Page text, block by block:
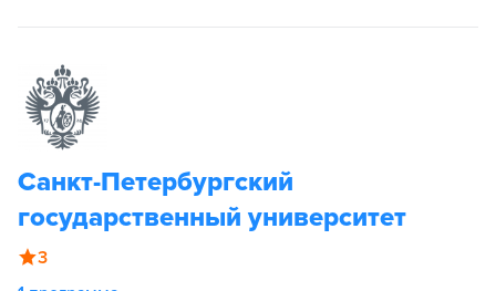
Санкт-Петербургский
государственный университет
3